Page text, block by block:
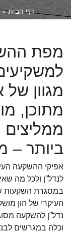
דף הבית»
מפת
מגוון
מתוכן,
ביותר –
אפיקי ההשקעה
לנדל”ן ולכל מה
במסגרת השקעות
העיקרי של הון
נדל”ן להשקעה
וכלה במגרשים